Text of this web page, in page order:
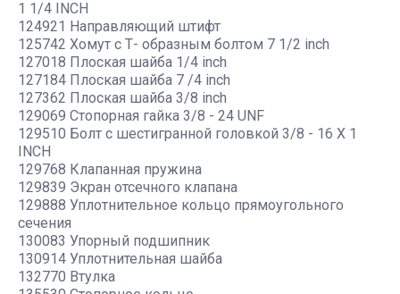
1 1/4 INCH
124921 Направляющий штифт
125742 Хомут с Т- образным болтом 7 1/2 inch
127018 Плоская шайба 1/4 inch
127184 Плоская шайба 7 /4 inch
127362 Плоская шайба 3/8 inch
129069 Стопорная гайка 3/8 - 24 UNF
129510 Болт с шестигранной головкой 3/8 - 16 X 1
INCH
129768 Клапанная пружина
129839 Экран отсечного клапана
129888 Уплотнительное кольцо прямоугольного
сечения
130083 Упорный подшипник
130914 Уплотнительная шайба
132770 Втулка